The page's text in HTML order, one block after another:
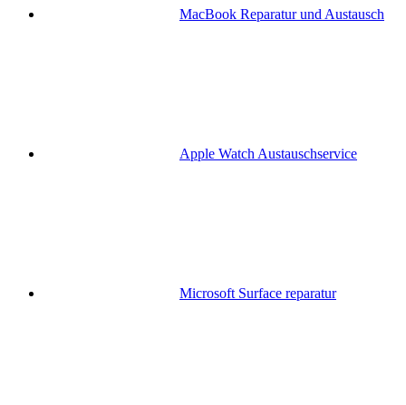
MacBook Reparatur und Austausch
Apple Watch Austauschservice
Microsoft Surface reparatur